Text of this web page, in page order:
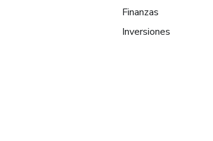
Finanzas
Inversiones